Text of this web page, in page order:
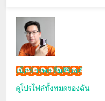
เน็กซ์ วรพล ลิ่มศิริวงศ์
ดูโปรไฟล์ทั้งหมดของฉัน